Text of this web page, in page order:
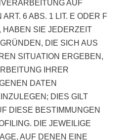
AUF
6 ABS. 1 LIT. E ODER F
HABEN SIE JEDERZEIT
DIE SICH AUS
SITUATION ERGEBEN,
IHRER
DATEN
DIES GILT
DIESE BESTIMMUNGEN
DIE JEWEILIGE
AUF DENEN EINE